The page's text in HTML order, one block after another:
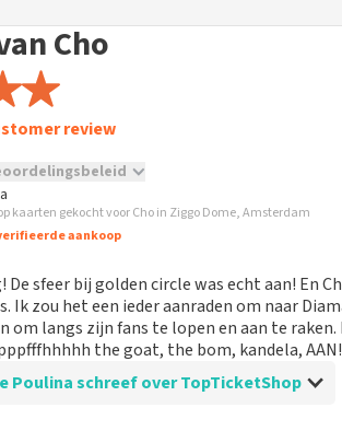
Cho
review
reviews van echte klanten. Het is
TopTicketShop. Reviews met grof
een review wordt geplaatst.
kaarten gekocht voor Cho in Ziggo Dome, Amsterdam
aankoop
De sfeer bij golden circle was echt aan! En
Ik zou het een ieder aanraden om naar
om langs zijn fans te lopen en aan te
the goat, the bom, kandela,
Poulina schreef over TopTicketShop